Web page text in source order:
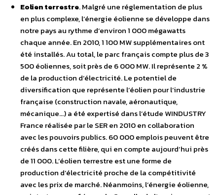
Eolien terrestre. Malgré une réglementation de plus
en plus complexe, l’énergie éolienne se développe dans
notre pays au rythme d’environ 1 000 mégawatts
chaque année. En 2010, 1 100 MW supplémentaires ont
été installés. Au total, le parc français compte plus de 3
500 éoliennes, soit près de 6 000 MW. Il représente 2 %
de la production d’électricité. Le potentiel de
diversification que représente l’éolien pour l’industrie
française (construction navale, aéronautique,
mécanique…) a été expertisé dans l’étude WINDUSTRY
France réalisée par le SER en 2010 en collaboration
avec les pouvoirs publics. 60 000 emplois peuvent être
créés dans cette filière, qui en compte aujourd’hui près
de 11 000. L’éolien terrestre est une forme de
production d’électricité proche de la compétitivité
avec les prix de marché. Néanmoins, l’énergie éolienne,